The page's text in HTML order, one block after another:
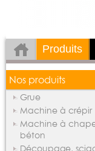
Produits
Nos produits
Grue
Machine à crépir
Machine à
béton
Découpage,